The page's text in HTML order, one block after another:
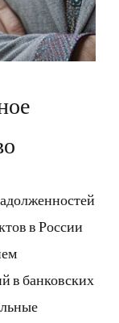
в России
в банковских